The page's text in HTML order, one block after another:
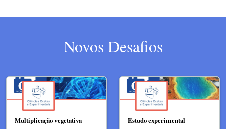
Novos Desafios
Multiplicação vegetativa Estudo experimental